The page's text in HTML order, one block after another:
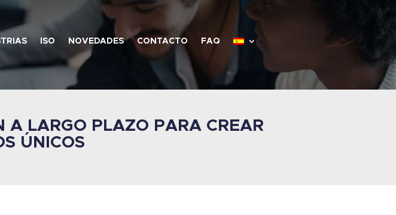
ISO NOVEDADES CONTACTO FAQ
A LARGO PLAZO PARA CREAR
ÚNICOS